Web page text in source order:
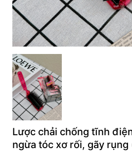
Lược chải chống tĩnh
ngừa tóc xơ rối, gãy rụng